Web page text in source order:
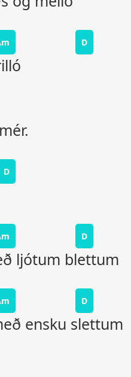
D
D
D
ljótum blettum
D
ensku slettum